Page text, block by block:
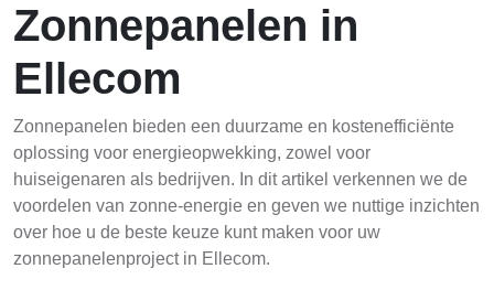
Zonnepanelen in
Ellecom
Zonnepanelen bieden een duurzame en kostenefficiënte
oplossing voor energieopwekking, zowel voor
huiseigenaren als bedrijven. In dit artikel verkennen we de
voordelen van zonne-energie en geven we nuttige inzichten
over hoe u de beste keuze kunt maken voor uw
zonnepanelenproject in Ellecom.